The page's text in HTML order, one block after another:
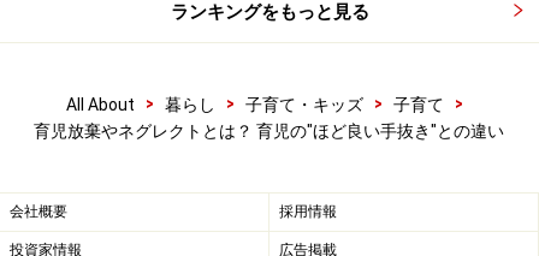
ず、親が子どもに注ぐ愛情について考えてみましょう。
分への愛」の3つに分類し、その過不足から考えれば、
子育ての匙加減の目安が分かりやすいと思います。まず
支援の愛
ランキングをもっと見る
All About > 暮らし > 子育て・キッズ > 子育て
>
育児放棄やネグレクトとは？ 育児の"ほど良い手抜き"との違い
会社概要 採用情報
投資家情報 広告掲載